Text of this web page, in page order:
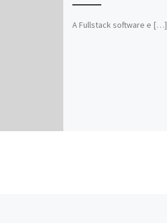
A Fullstack software e […]